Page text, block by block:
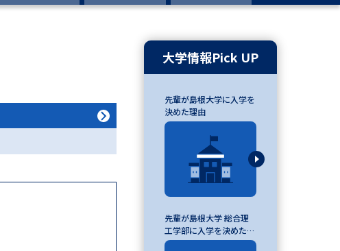
デジタルパンフレット
ページ（高3生用）
生用）
大学情報Pick UP
先輩が島根大学に入学を
決めた理由
先輩が島根大学 総合理
工学部に入学を決めた理
由